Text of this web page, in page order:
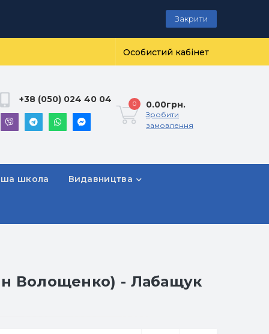
Закрити
Особистий кабінет
+38 (050) 024 40 04 0 0.00грн.
Зробити
замовлення
школа Видавництва
Волощенко) - Лабащук